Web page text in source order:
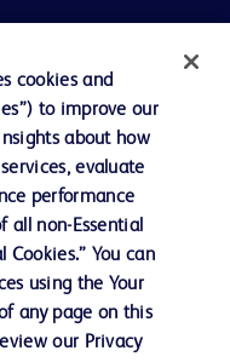
cookies and
to improve our
about how
evaluate
performance
all non-Essential
You can
using the Your
any page on this
our Privacy